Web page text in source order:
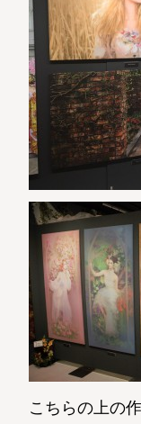
こちらの上の